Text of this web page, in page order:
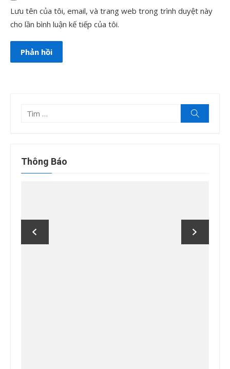
Lưu tên của tôi, email, và trang web trong trình duyệt này
cho lần bình luận kế tiếp của tôi.
Tìm
kiếm
Thông Báo